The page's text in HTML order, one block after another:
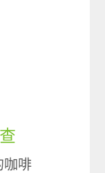
咖啡